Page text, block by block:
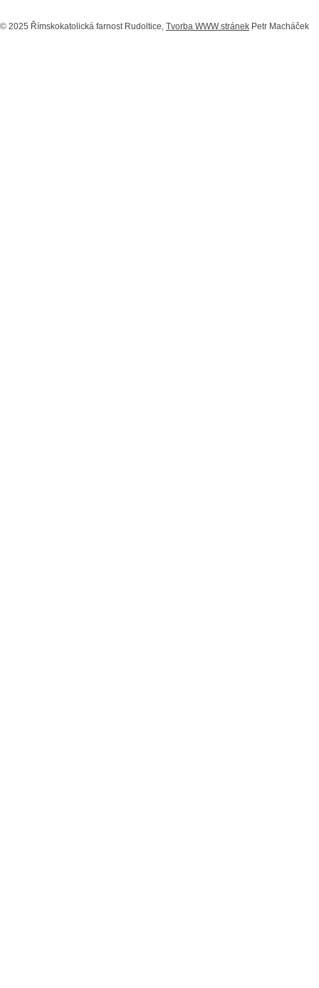
© 2025 Římskokatolická farnost Rudoltice, Tvorba WWW stránek Petr Macháček